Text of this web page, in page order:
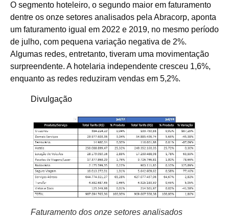
O segmento hoteleiro, o segundo maior em faturamento
dentre os onze setores analisados pela Abracorp, aponta
um faturamento igual em 2022 e 2019, no mesmo período
de julho, com pequena variação negativa de 2%.
Algumas redes, entretanto, tiveram uma movimentação
surpreendente. A hotelaria independente cresceu 1,6%,
enquanto as redes reduziram vendas em 5,2%.
Divulgação
Faturamento dos onze setores analisados